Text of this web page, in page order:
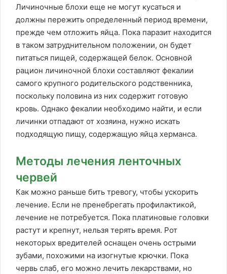
Личиночные блохи еще не могут кусаться и
должны пережить определенный период времени,
прежде чем отложить яйца. Пока паразит находится
в таком затруднительном положении, он будет
питаться пищей, содержащей белок. Основной
рацион личиночной блохи составляют фекалии
самого крупного родительского родственника,
поскольку половина из них содержит готовую
кровь. Однако фекалии необходимо найти, и если
личинки отпадают от хозяина, нужно искать
подходящую пищу, содержащую яйца херманса.
Методы лечения ленточных
червей
Как можно раньше бить тревогу, чтобы ускорить
лечение. Если не пренебрегать профилактикой,
лечение не потребуется. Пока платиновые головки
растут и крепнут, нельзя терять время. Рот
некоторых вредителей оснащен очень острыми
зубами, похожими на изогнутые крючки. Пока
червь слаб, его можно лечить лекарствами, но